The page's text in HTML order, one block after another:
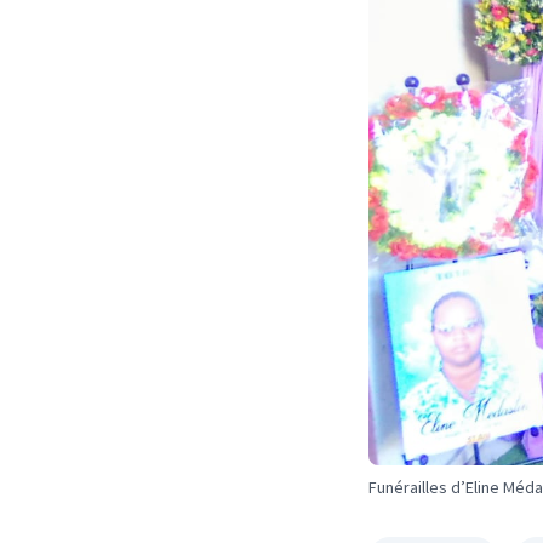
Funérailles d’Eline